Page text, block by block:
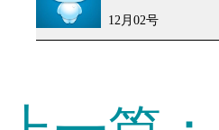
12月02号